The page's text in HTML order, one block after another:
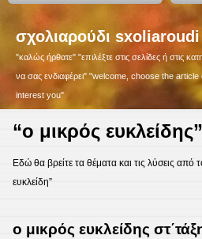
σχολιαρούδι sxoliaroudi
"καλώς ήρθατε" "επιλέξτε στις σελίδες ή στις
να σας ενδιαφέρει" "welcome, choose the
interest you"
“ο μικρός
Εδώ θα βρείτε τα θέματα και τις λύσεις από
ευκλείδη”
ο μικρός ευκλείδης